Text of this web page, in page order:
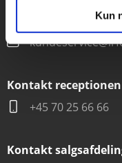
Kun
+45 70 22 66 69
Kontakt receptionen
+45 70 25 66 66
Kontakt